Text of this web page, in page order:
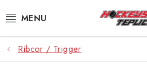
na
VÝPRODEJ
Ribcor / Trigger